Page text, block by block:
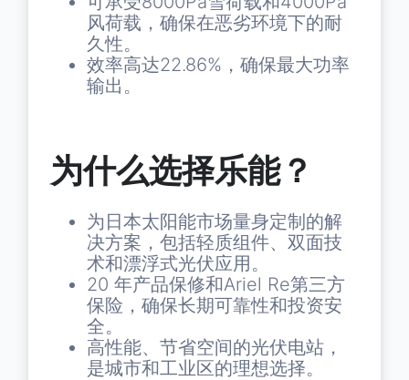
风荷载，确保在恶劣环境下的耐
久性。
效率高达22.86%，确保最大功率
输出。
为什么选择乐能？
为日本太阳能市场量身定制的解
决方案，包括轻质组件、双面技
术和漂浮式光伏应用。
20 年产品保修和Ariel Re第三方
保险，确保长期可靠性和投资安
全。
高性能、节省空间的光伏电站，
是城市和工业区的理想选择。